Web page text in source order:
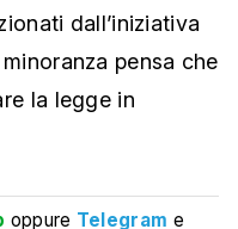
dall’iniziativa
pensa che
la legge in
oppure Telegram e